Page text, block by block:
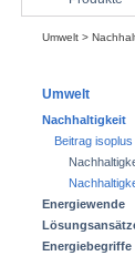
Umwelt >
Umwelt
Nachhaltigkeit
Beitrag isoplus
Energiewende
Energiebegriffe